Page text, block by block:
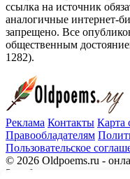
ссылка на источник
аналогичные интернет-
запрещено. Все
общественным
1282).
Реклама Контакты Карта
Правообладателям
Пользовательское
© 2026 Oldpoems.ru -
Зарубежные авторы